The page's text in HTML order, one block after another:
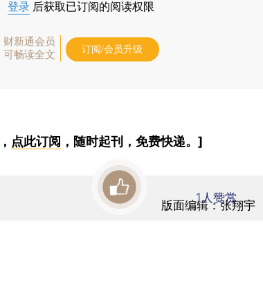
登录 后获取已订阅的阅读权限
财新通会员
可畅读全文
订阅/会员升级
点此订阅 ，随时起刊，免费快递。]
版面编辑：张翔宇
1人赞赏